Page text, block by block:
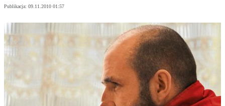
Publikacja: 09.11.2010 01:57